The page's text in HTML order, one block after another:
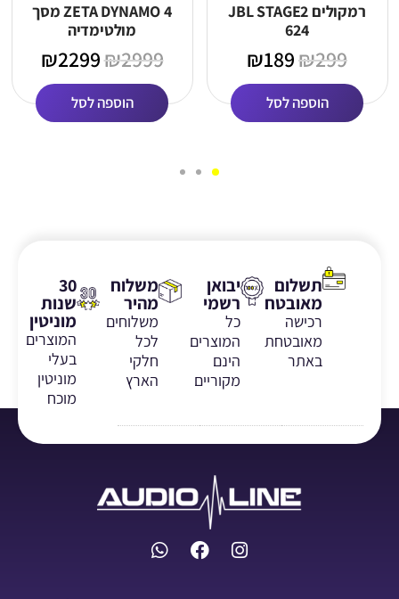
רמקולים JBL STAGE2
624
₪299
₪189
הוספה לסל
ZETA DYNAMO 4 מסך
מולטימדיה
₪2999
₪2299
הוספה לסל
תשלום
מאובטח
רכישה
מאובטחת
באתר
יבואן
רשמי
כל
המוצרים
הינם
מקוריים
משלוח
מהיר
משלוחים
לכל
חלקי
הארץ
30
שנות
מוניטין
המוצרים
בעלי
מוניטין
מוכח